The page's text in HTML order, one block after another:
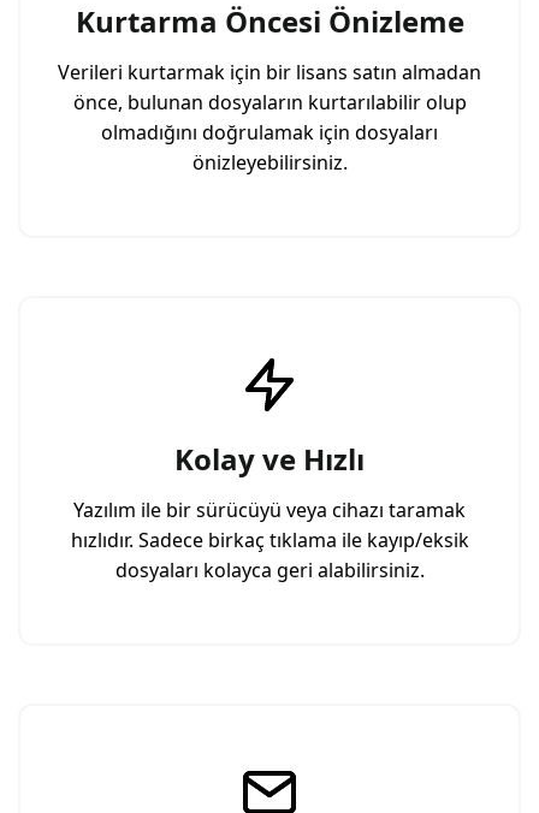
Kurtarma Öncesi Önizleme
Verileri kurtarmak için bir lisans satın almadan
önce, bulunan dosyaların kurtarılabilir olup
olmadığını doğrulamak için dosyaları
önizleyebilirsiniz.
Kolay ve Hızlı
Yazılım ile bir sürücüyü veya cihazı taramak
hızlıdır. Sadece birkaç tıklama ile kayıp/eksik
dosyaları kolayca geri alabilirsiniz.